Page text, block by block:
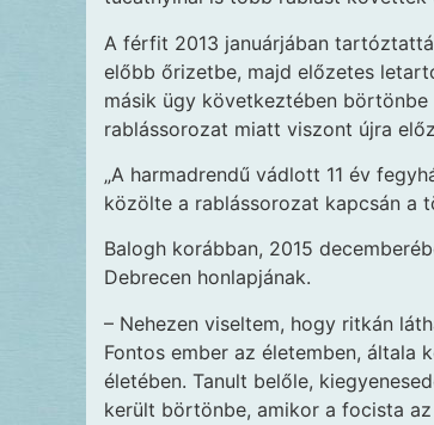
A férfit 2013 januárjában
előbb őrizetbe, majd előzetes
másik ügy következtében börtönbe
rablássorozat miatt viszont újra
„A harmadrendű vádlott 11 év
közölte a rablássorozat kapcsán a
Balogh korábban, 2015
Debrecen honlapjának.
– Nehezen viseltem, hogy ritkán
Fontos ember az életemben,
életében. Tanult belőle,
került börtönbe, amikor a focista